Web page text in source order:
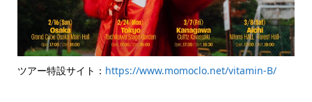
ツアー特設サイト： https://www.momoclo.net/vitamin-B/